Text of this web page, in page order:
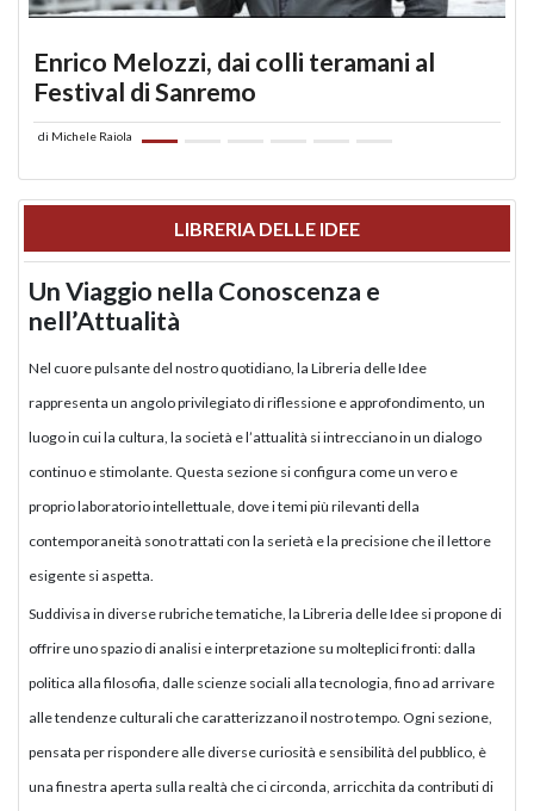
Enrico Melozzi, dai colli teramani al
Festival di Sanremo
di Michele Raiola
LIBRERIA DELLE IDEE
Un Viaggio nella Conoscenza e
nell’Attualità
Nel cuore pulsante del nostro quotidiano, la Libreria delle Idee
rappresenta un angolo privilegiato di riflessione e approfondimento, un
luogo in cui la cultura, la società e l’attualità si intrecciano in un dialogo
continuo e stimolante. Questa sezione si configura come un vero e
proprio laboratorio intellettuale, dove i temi più rilevanti della
contemporaneità sono trattati con la serietà e la precisione che il lettore
esigente si aspetta.
Suddivisa in diverse rubriche tematiche, la Libreria delle Idee si propone di
offrire uno spazio di analisi e interpretazione su molteplici fronti: dalla
politica alla filosofia, dalle scienze sociali alla tecnologia, fino ad arrivare
alle tendenze culturali che caratterizzano il nostro tempo. Ogni sezione,
pensata per rispondere alle diverse curiosità e sensibilità del pubblico, è
una finestra aperta sulla realtà che ci circonda, arricchita da contributi di